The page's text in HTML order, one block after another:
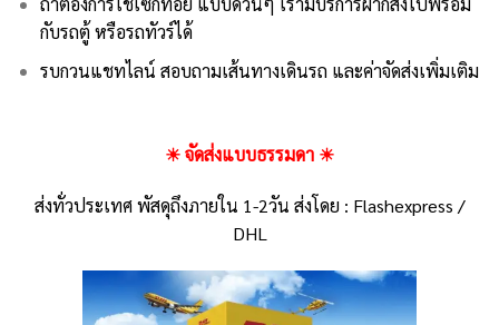
กับรถตู้ หรือรถทัวร์ได้
รบกวนแชทไลน์ สอบถามเส้นทางเดินรถ และค่าจัดส่งเพิ่มเติม
☀ จัดส่งแบบธรรมดา ☀
ส่งทั่วประเทศ พัสดุถึงภายใน 1-2วัน ส่งโดย : Flashexpress /
DHL